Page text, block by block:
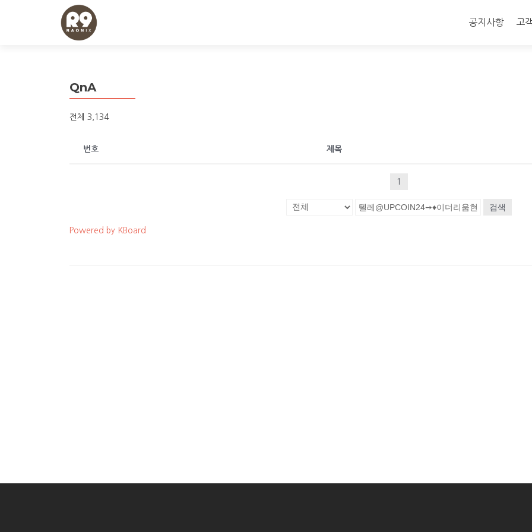
텐
공지사항 고
QnA
전체 3,134
번호 제목
1
검색
Powered by KBoard